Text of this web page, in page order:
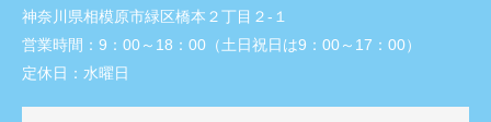
神奈川県相模原市緑区橋本２丁目２-１
営業時間： 9：00～18：00（土日祝日は9：00～17：00）
定休日： 水曜日